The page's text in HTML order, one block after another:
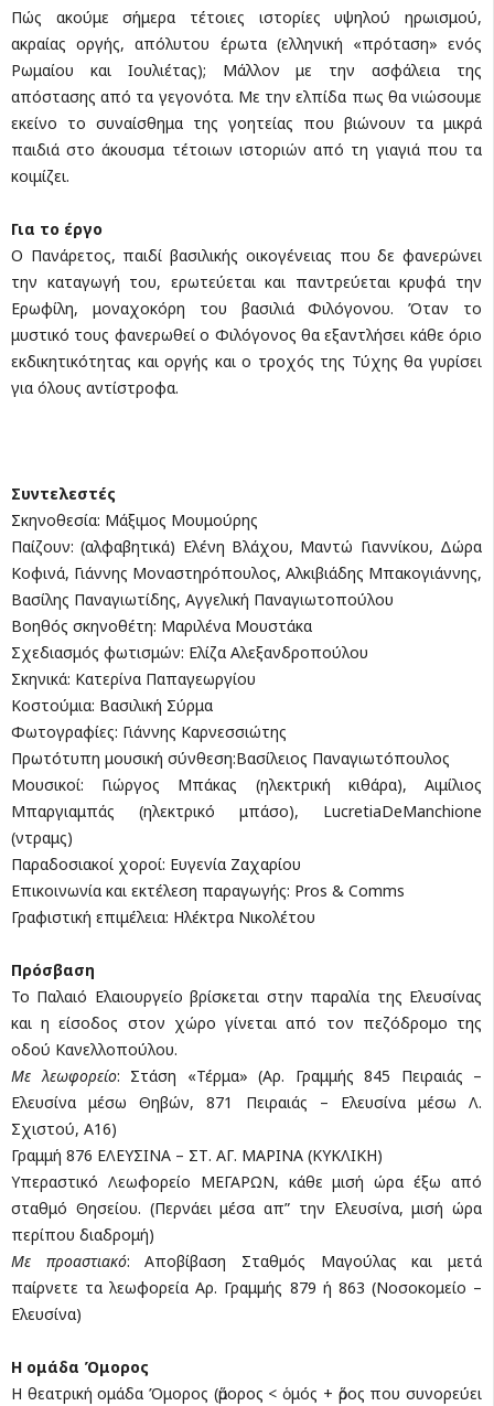
Πώς ακούμε σήμερα τέτοιες ιστορίες υψηλού ηρωισμού,
ακραίας οργής, απόλυτου έρωτα (ελληνική «πρόταση» ενός
Ρωμαίου και Ιουλιέτας); Μάλλον με την ασφάλεια της
απόστασης από τα γεγονότα. Με την ελπίδα πως θα νιώσουμε
εκείνο το συναίσθημα της γοητείας που βιώνουν τα μικρά
παιδιά στο άκουσμα τέτοιων ιστοριών από τη γιαγιά που τα
κοιμίζει.
Για το έργο
Ο Πανάρετος, παιδί βασιλικής οικογένειας που δε φανερώνει
την καταγωγή του, ερωτεύεται και παντρεύεται κρυφά την
Ερωφίλη, μοναχοκόρη του βασιλιά Φιλόγονου. Όταν το
μυστικό τους φανερωθεί ο Φιλόγονος θα εξαντλήσει κάθε όριο
εκδικητικότητας και οργής και ο τροχός της Τύχης θα γυρίσει
για όλους αντίστροφα.
Συντελεστές
Σκηνοθεσία: Μάξιμος Μουμούρης
Παίζουν: (αλφαβητικά) Ελένη Βλάχου, Μαντώ Γιαννίκου, Δώρα
Κοφινά, Γιάννης Μοναστηρόπουλος, Αλκιβιάδης Μπακογιάννης,
Βασίλης Παναγιωτίδης, Αγγελική Παναγιωτοπούλου
Βοηθός σκηνοθέτη: Μαριλένα Μουστάκα
Σχεδιασμός φωτισμών: Ελίζα Αλεξανδροπούλου
Σκηνικά: Κατερίνα Παπαγεωργίου
Κοστούμια: Βασιλική Σύρμα
Φωτογραφίες: Γιάννης Καρνεσσιώτης
Πρωτότυπη μουσική σύνθεση:Βασίλειος Παναγιωτόπουλος
Μουσικοί: Γιώργος Μπάκας (ηλεκτρική κιθάρα), Αιμίλιος
Μπαργιαμπάς (ηλεκτρικό μπάσο), LucretiaDeManchione
(ντραμς)
Παραδοσιακοί χοροί: Ευγενία Ζαχαρίου
Επικοινωνία και εκτέλεση παραγωγής: Pros & Comms
Γραφιστική επιμέλεια: Ηλέκτρα Νικολέτου
Πρόσβαση
Το Παλαιό Ελαιουργείο βρίσκεται στην παραλία της Ελευσίνας
και η είσοδος στον χώρο γίνεται από τον πεζόδρομο της
οδού Κανελλοπούλου.
Με λεωφορείο: Στάση «Τέρμα» (Αρ. Γραμμής 845 Πειραιάς –
Ελευσίνα μέσω Θηβών, 871 Πειραιάς – Ελευσίνα μέσω Λ.
Σχιστού, A16)
Γραμμή 876 ΕΛΕΥΣΙΝΑ – ΣΤ. ΑΓ. ΜΑΡΙΝΑ (ΚΥΚΛΙΚΗ)
Υπεραστικό Λεωφορείο ΜΕΓΑΡΩΝ, κάθε μισή ώρα έξω από
σταθμό Θησείου. (Περνάει μέσα απ” την Ελευσίνα, μισή ώρα
περίπου διαδρομή)
Με προαστιακό: Αποβίβαση Σταθμός Μαγούλας και μετά
παίρνετε τα λεωφορεία Αρ. Γραμμής 879 ή 863 (Νοσοκομείο –
Ελευσίνα)
Η ομάδα Όμορος
Η θεατρική ομάδα Όμορος (ὅμορος < ὁμός + ὅρος που συνορεύει